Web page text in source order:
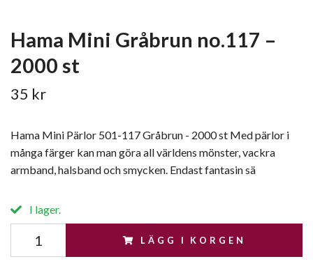
Hama Mini Gråbrun no.117 –
2000 st
35 kr
Hama Mini Pärlor 501-117 Gråbrun - 2000 st Med pärlor i
många färger kan man göra all världens mönster, vackra
armband, halsband och smycken. Endast fantasin sä
I lager.
LÄGG I KORGEN